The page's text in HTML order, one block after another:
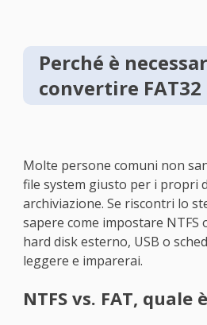
Perché è
convertire FAT32
Molte persone comuni non
file system giusto per i propri
archiviazione. Se riscontri lo
sapere come impostare NTFS
hard disk esterno, USB o
leggere e imparerai.
NTFS vs. FAT, quale